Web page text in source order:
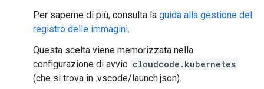
Per saperne di più, consulta la guida alla gestione del
registro delle immagini.
Questa scelta viene memorizzata nella
configurazione di avvio cloudcode.kubernetes
(che si trova in .vscode/launch.json).